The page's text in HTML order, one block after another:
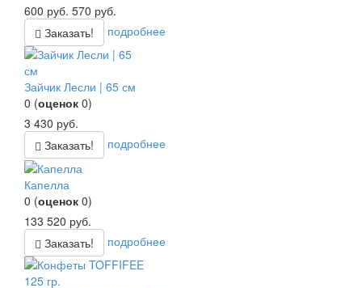
600 руб. 570 руб.
Заказать!
подробнее
Зайчик Лесли | 65 см
0 (оценок 0)
3 430 руб.
Заказать!
подробнее
Капелла
0 (оценок 0)
133 520 руб.
Заказать!
подробнее